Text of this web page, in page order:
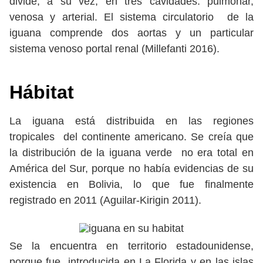
venosa y arterial. El sistema circulatorio de la
iguana comprende dos aortas y un particular
sistema venoso portal renal (Millefanti 2016).
Hábitat
La iguana está distribuida en las regiones
tropicales del continente americano. Se creía que
la distribución de la iguana verde no era total en
América del Sur, porque no había evidencias de su
existencia en Bolivia, lo que fue finalmente
registrado en 2011 (Aguilar-Kirigin 2011).
Se la encuentra en territorio estadounidense,